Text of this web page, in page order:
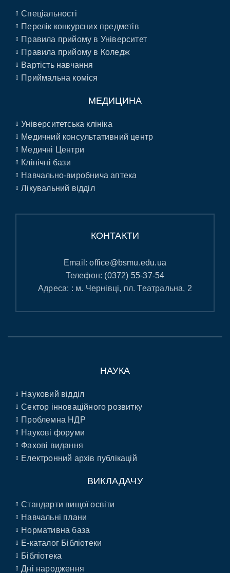
Спеціальності
Перелік конкурсних предметів
Правила прийому в Університет
Правила прийому в Коледж
Вартість навчання
Приймальна коміся
МЕДИЦИНА
Університетська клініка
Медичний консультативний центр
Медичні Центри
Клінічні бази
Навчально-виробнича аптека
Лікувальний відділ
КОНТАКТИ
Email:office@bsmu.edu.ua
Телефон: (0372) 55-37-54
Адреса: : м. Чернівці, пл. Театральна, 2
НАУКА
Науковий відділ
Сектор інноваційного розвитку
Проблемна НДР
Наукові форуми
Фахові видання
Електронний архів публікацій
ВИКЛАДАЧУ
Стандарти вищої освіти
Навчальні плани
Нормативна база
E-каталог Бібліотеки
Бібліотека
Дні народження